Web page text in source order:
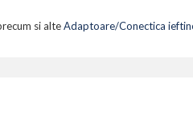
si alteAdaptoare/Conectica